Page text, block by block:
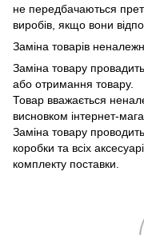
не передбачаються
виробів, якщо вони
Заміна товарів
Заміна товару
або отримання товару.
Товар вважається
висновком інтернет-
Заміна товару
коробки та всіх
комплекту поставки.